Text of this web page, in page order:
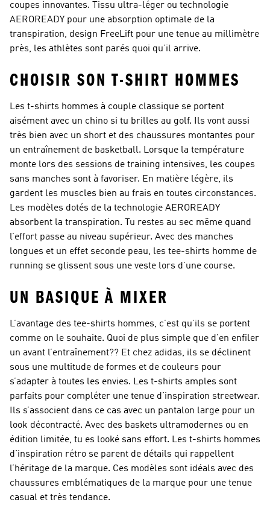
coupes innovantes. Tissu ultra-léger ou technologie
AEROREADY pour une absorption optimale de la
transpiration, design FreeLift pour une tenue au millimètre
près, les athlètes sont parés quoi qu’il arrive.
CHOISIR SON T-SHIRT HOMMES
Les t-shirts hommes à couple classique se portent
aisément avec un chino si tu brilles au golf. Ils vont aussi
très bien avec un short et des chaussures montantes pour
un entraînement de basketball. Lorsque la température
monte lors des sessions de training intensives, les coupes
sans manches sont à favoriser. En matière légère, ils
gardent les muscles bien au frais en toutes circonstances.
Les modèles dotés de la technologie AEROREADY
absorbent la transpiration. Tu restes au sec même quand
l’effort passe au niveau supérieur. Avec des manches
longues et un effet seconde peau, les tee-shirts homme de
running se glissent sous une veste lors d’une course.
UN BASIQUE À MIXER
L’avantage des tee-shirts hommes, c’est qu’ils se portent
comme on le souhaite. Quoi de plus simple que d’en enfiler
un avant l’entraînement?? Et chez adidas, ils se déclinent
sous une multitude de formes et de couleurs pour
s’adapter à toutes les envies. Les t-shirts amples sont
parfaits pour compléter une tenue d’inspiration streetwear.
Ils s’associent dans ce cas avec un pantalon large pour un
look décontracté. Avec des baskets ultramodernes ou en
édition limitée, tu es looké sans effort. Les t-shirts hommes
d’inspiration rétro se parent de détails qui rappellent
l’héritage de la marque. Ces modèles sont idéals avec des
chaussures emblématiques de la marque pour une tenue
casual et très tendance.